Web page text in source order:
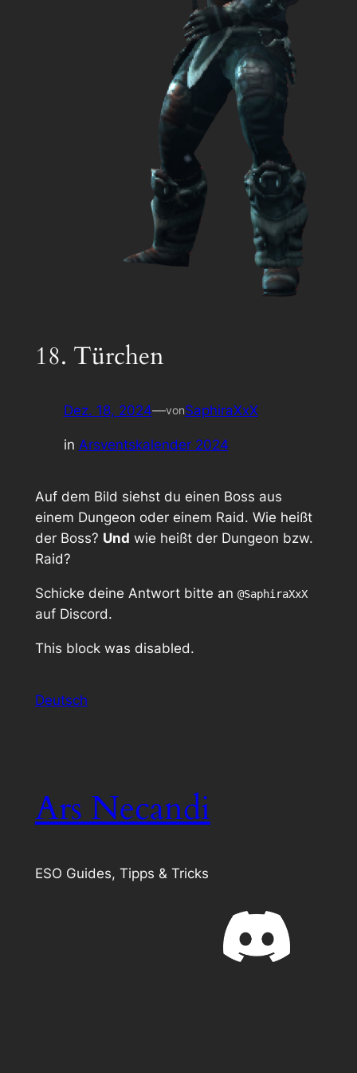
18. Türchen
Dez. 18, 2024—vonSaphiraXxX
in Arsventskalender 2024
Auf dem Bild siehst du einen Boss aus
einem Dungeon oder einem Raid. Wie heißt
der Boss? Und wie heißt der Dungeon bzw.
Raid?
Schicke deine Antwort bitte an @SaphiraXxX
auf Discord.
This block was disabled.
Deutsch
Ars Necandi
ESO Guides, Tipps & Tricks